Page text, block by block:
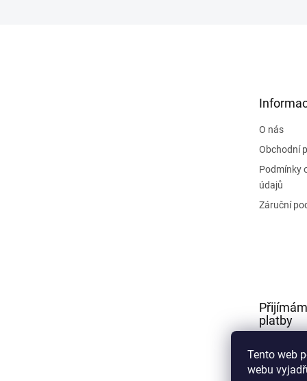
Tento web
webu
O nás
Obchodní
Podmínky
údajů
Záruční
platby